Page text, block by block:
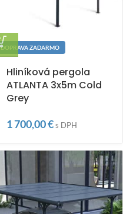
DOPRAVA ZADARMO
Hliníková pergola
ATLANTA 3x5m Cold
Grey
1 700,00€s DPH